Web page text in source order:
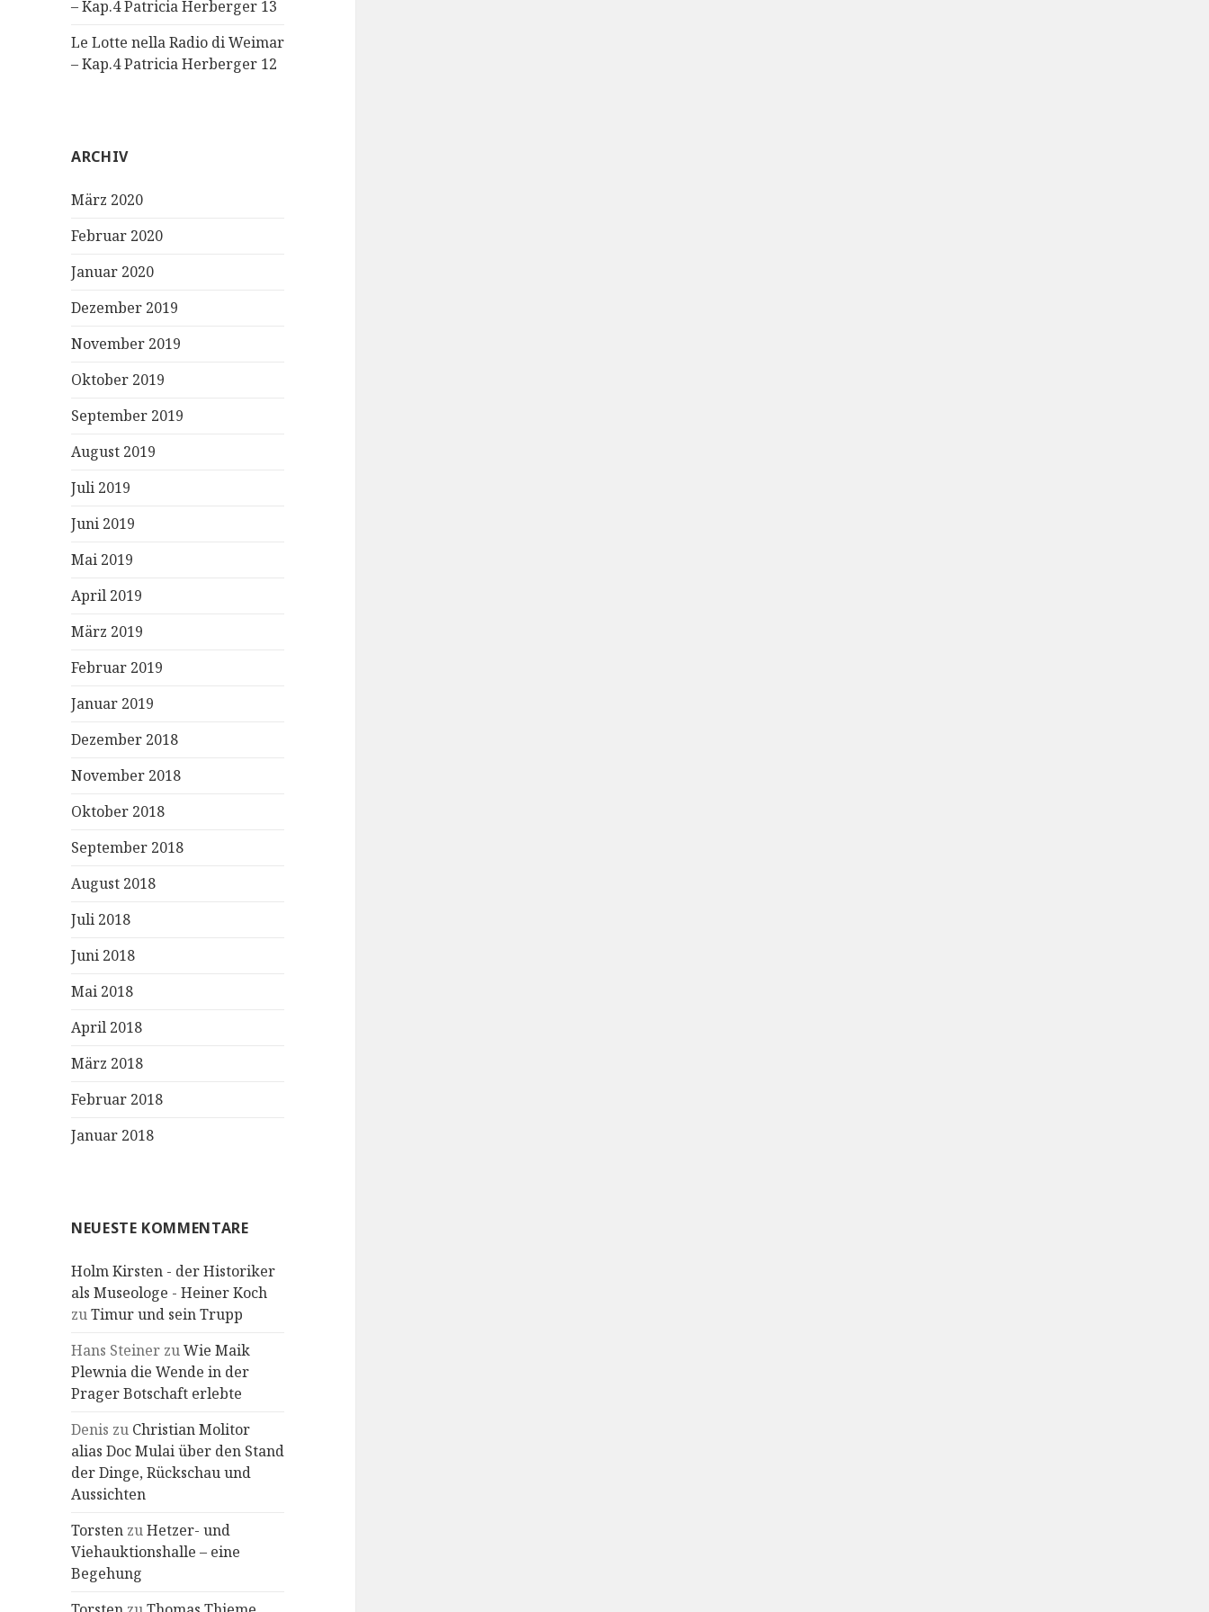
– Kap.4 Patricia Herberger 13
Le Lotte nella Radio di Weimar
– Kap.4 Patricia Herberger 12
ARCHIV
März 2020
Februar 2020
Januar 2020
Dezember 2019
November 2019
Oktober 2019
September 2019
August 2019
Juli 2019
Juni 2019
Mai 2019
April 2019
März 2019
Februar 2019
Januar 2019
Dezember 2018
November 2018
Oktober 2018
September 2018
August 2018
Juli 2018
Juni 2018
Mai 2018
April 2018
März 2018
Februar 2018
Januar 2018
NEUESTE KOMMENTARE
Holm Kirsten - der Historiker
als Museologe - Heiner Koch
zuTimur und sein Trupp
Hans Steiner zuWie Maik
Plewnia die Wende in der
Prager Botschaft erlebte
Denis zu Christian Molitor
alias Doc Mulai über den Stand
der Dinge, Rückschau und
Aussichten
Torsten zuHetzer- und
Viehauktionshalle – eine
Begehung